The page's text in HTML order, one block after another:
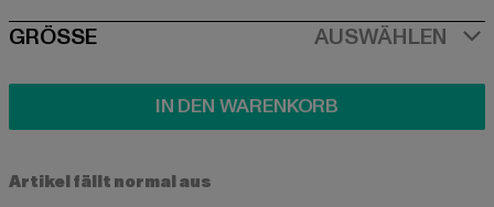
SIZE
GRÖSSE AUSWÄHLEN
IN DEN WARENKORB
Artikel fällt normal aus